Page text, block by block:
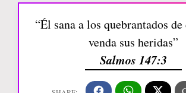
“Él sana a los quebrantados
venda sus heridas”
Salmos 147:3